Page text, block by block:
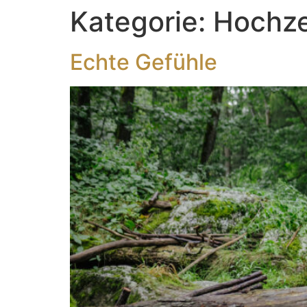
Kategorie:
Echte Gefühle